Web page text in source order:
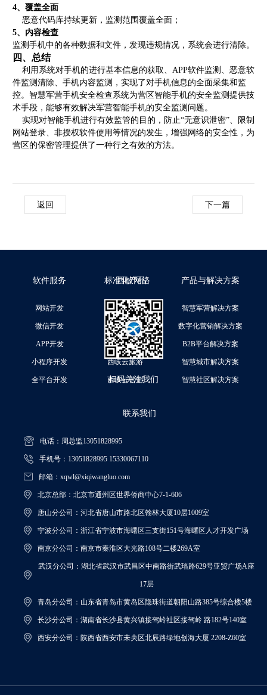
4、覆盖全面
恶意代码库持续更新，监测范围覆盖全面；
5、内容检查
监测手机中的各种数据和文件，发现违规情况，系统会进行清除。
四、总结
利用系统对手机的进行基本信息的获取、APP软件监测、恶意软
件监测清除、手机内容监测，实现了对手机信息的全面采集和监
控。智慧军营手机安全检查系统为营区智能手机的安全监测提供技
术手段，能够有效解决军营智能手机的安全监测问题。
实现对智能手机进行有效监管的目的，防止“无意识泄密”、限制
网站登录、非授权软件使用等情况的发生， 增强网络的安全性，为
营区的保密管理提供了一种行之有效的方法。
返回 下一篇
软件服务
网站开发
微信开发
APP开发
小程序开发
全平台开发
标准化产品
西岐云官网
西岐云商城
西岐云预约
西岐云旅游
西岐云营销
产品与解决方案
智慧军营解决方案
数字化营销解决方案
B2B平台解决方案
智慧城市解决方案
智慧社区解决方案
联系我们
电话：周总监13051828995
手机号：13051828995 15330067110
邮箱：xqwl@xiqiwangluo.com
北京总部：北京市通州区世界侨商中心7-1-606
唐山分公司：河北省唐山市路北区翰林大厦10层1009室
宁波分公司：浙江省宁波市海曙区三支街151号海曙区人才开发广场
南京分公司：南京市秦淮区大光路108号二楼269A室
武汉分公司：湖北省武汉市武昌区中南路街武珞路629号亚贸广场A座
17层
青岛分公司：山东省青岛市黄岛区隐珠街道朝阳山路385号综合楼5楼
长沙分公司：湖南省长沙县黄兴镇接驾岭社区接驾岭 路182号140室
西安分公司：陕西省西安市未央区北辰路绿地创海大厦 2208-Z60室
西岐网络
扫码关注我们